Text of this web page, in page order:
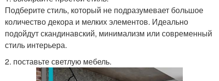
Подберите стиль, который не подразумевает большое
количество декора и мелких элементов. Идеально
подойдут скандинавский, минимализм или современный
стиль интерьера.
2. поставьте светлую мебель.